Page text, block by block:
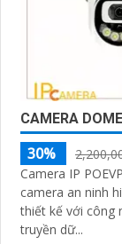
CAMERA
30%
Camera IP
camera an ninh
thiết kế với công
truyền dữ...